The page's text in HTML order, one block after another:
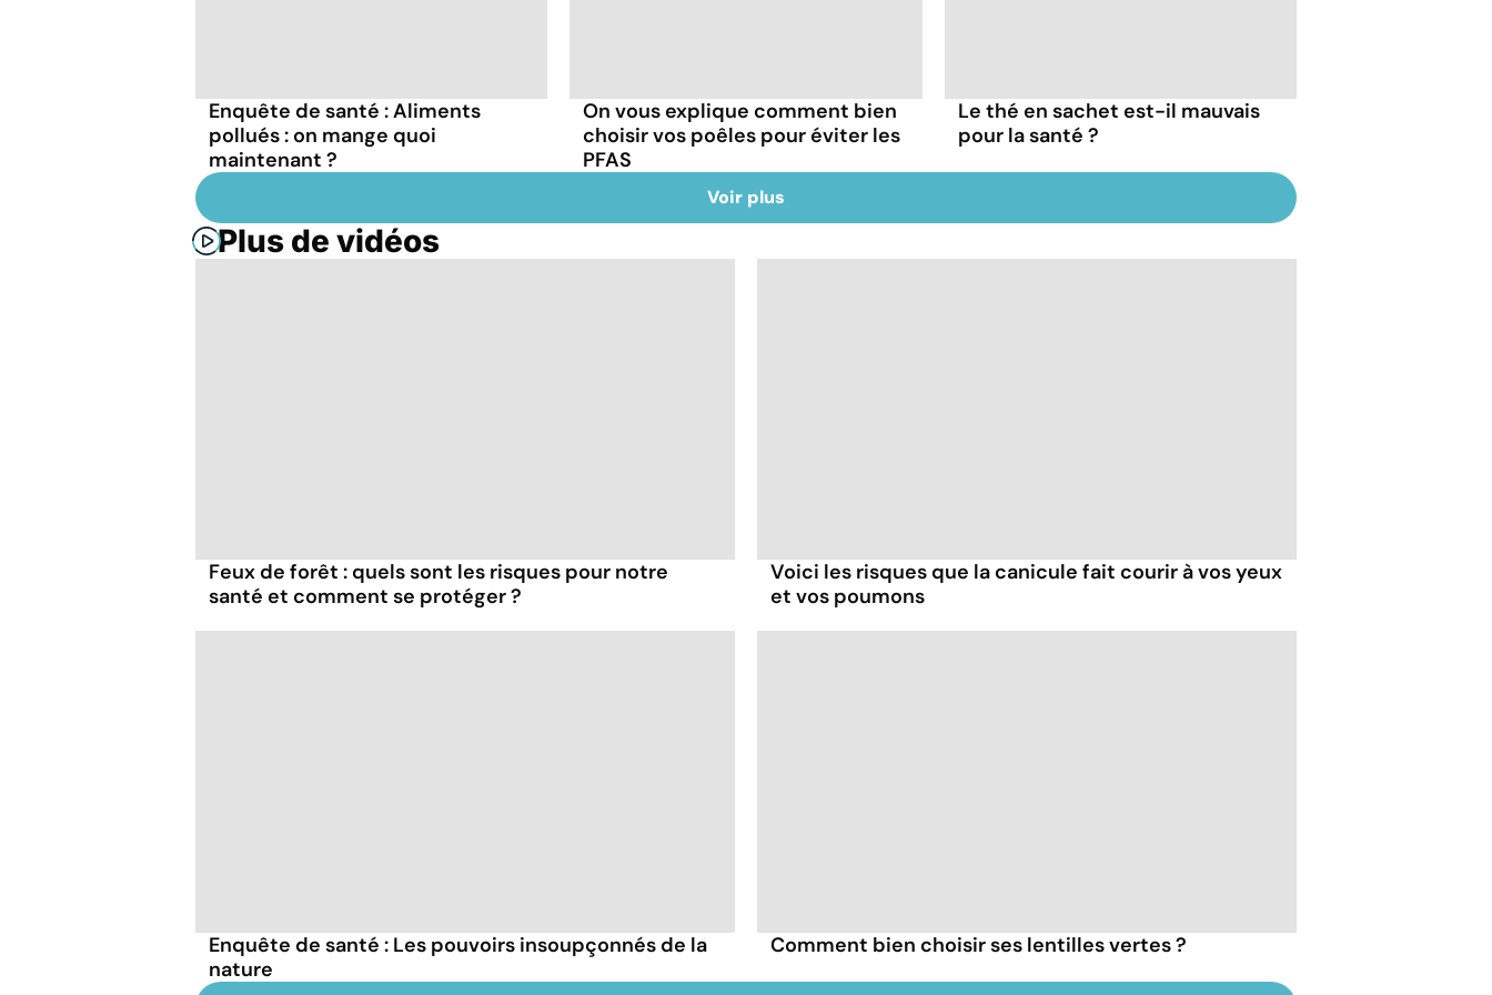
Enquête de santé : Aliments
pollués : on mange quoi
maintenant ?
On vous explique comment bien
choisir vos poêles pour éviter les
PFAS
Le thé en sachet est-il mauvais
pour la santé ?
Voir plus
Plus de vidéos
Feux de forêt : quels sont les risques pour notre
santé et comment se protéger ?
Voici les risques que la canicule fait courir à vos yeux
et vos poumons
Enquête de santé : Les pouvoirs insoupçonnés de la
nature
Comment bien choisir ses lentilles vertes ?